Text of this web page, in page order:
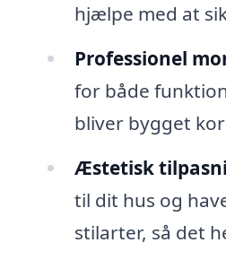
hjælpe med at
Professionel
for både
bliver bygget
Æstetisk
til dit hus og
stilarter, så det